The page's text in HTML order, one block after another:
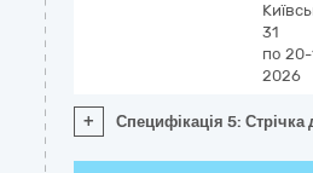
31
по
2026
+ Специфікація 5: